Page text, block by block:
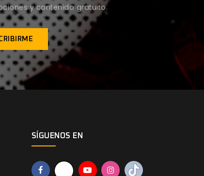
y contenido gratuito.
SÍGUENOS EN